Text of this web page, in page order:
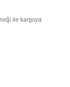
ile kargoya